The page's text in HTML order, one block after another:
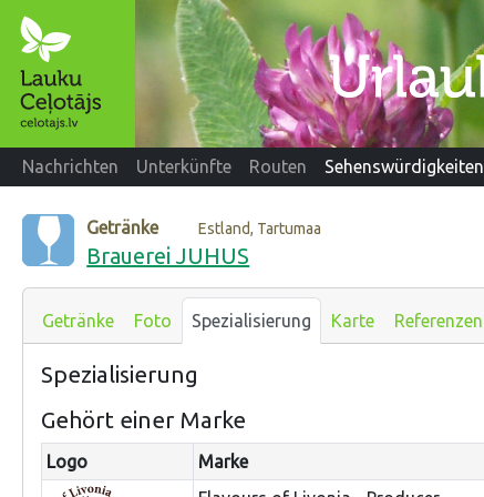
Nachrichten Unterkünfte Routen Sehenswürdigkeiten
Getränke Estland, Tartumaa
Brauerei JUHUS
Getränke Foto Spezialisierung Karte Referenzen
Spezialisierung
Gehört einer Marke
Logo Marke